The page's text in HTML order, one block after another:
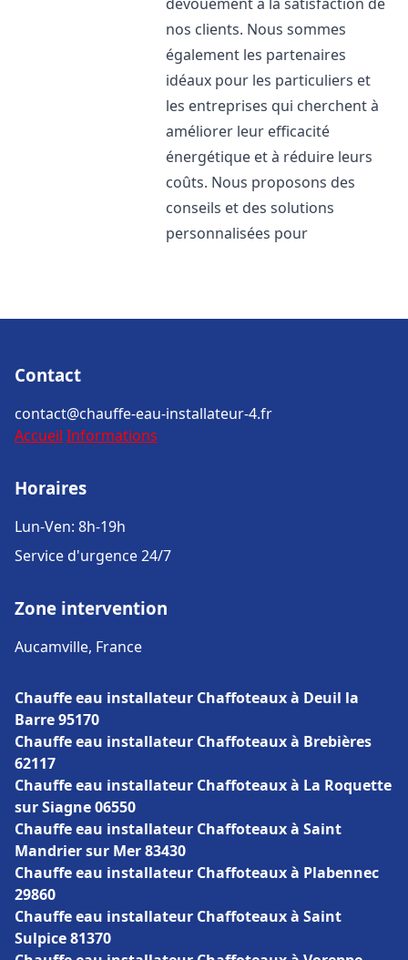
nos clients. Nous sommes
également les partenaires
idéaux pour les particuliers et
les entreprises qui cherchent à
améliorer leur efficacité
énergétique et à réduire leurs
coûts. Nous proposons des
conseils et des solutions
personnalisées pour
Contact
contact@chauffe-eau-installateur-4.fr
Accueil Informations
Horaires
Lun-Ven: 8h-19h
Service d'urgence 24/7
Zone intervention
Aucamville, France
Chauffe eau installateur Chaffoteaux à Deuil la
Barre 95170
Chauffe eau installateur Chaffoteaux à Brebières
62117
Chauffe eau installateur Chaffoteaux à La Roquette
sur Siagne 06550
Chauffe eau installateur Chaffoteaux à Saint
Mandrier sur Mer 83430
Chauffe eau installateur Chaffoteaux à Plabennec
29860
Chauffe eau installateur Chaffoteaux à Saint
Sulpice 81370